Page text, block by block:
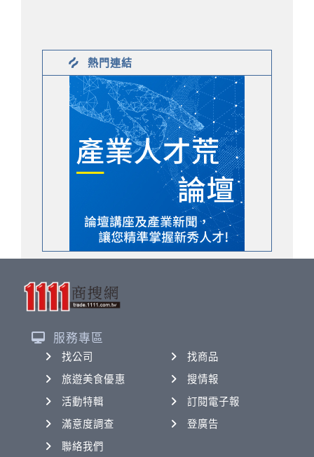
熱門連結
服務專區
找公司
找商品
旅遊美食優惠
搜情報
活動特輯
訂閱電子報
滿意度調查
登廣告
聯絡我們